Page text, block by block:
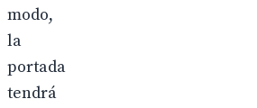
modo,
la
portada
tendrá